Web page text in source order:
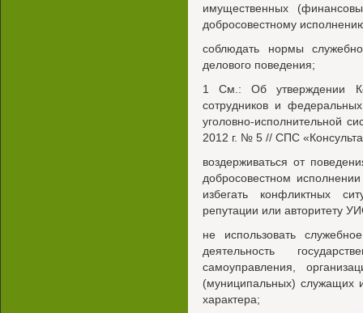
имущественных
добросовестному
соблюдать нормы
делового поведения;
1 См.: Об утверждении
сотрудников и
уголовно-исполнительной
2012 г. № 5 // СПС
воздерживаться от
добросовестном
избегать конфликтных
репутации или авторитету
не использовать
деятельность
самоуправления,
(муниципальных) служащих
характера;